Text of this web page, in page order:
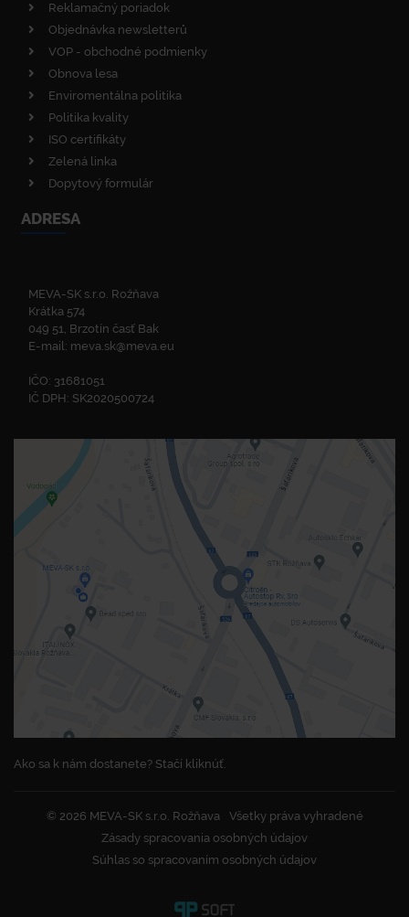
Reklamačný poriadok
Objednávka newsletterů
VOP - obchodné podmienky
Obnova lesa
Enviromentálna politika
Politika kvality
ISO certifikáty
Zelená linka
Dopytový formulár
ADRESA
MEVA-SK s.r.o. Rožňava
Krátka 574
049 51, Brzotín časť Bak
E-mail: meva.sk@meva.eu
IČO: 31681051
IČ DPH: SK2020500724
Ako sa k nám dostanete? Stačí kliknúť.
© 2026 MEVA-SK s.r.o. Rožňava
Všetky práva vyhradené
Zásady spracovania osobných údajov
Súhlas so spracovaním osobných údajov